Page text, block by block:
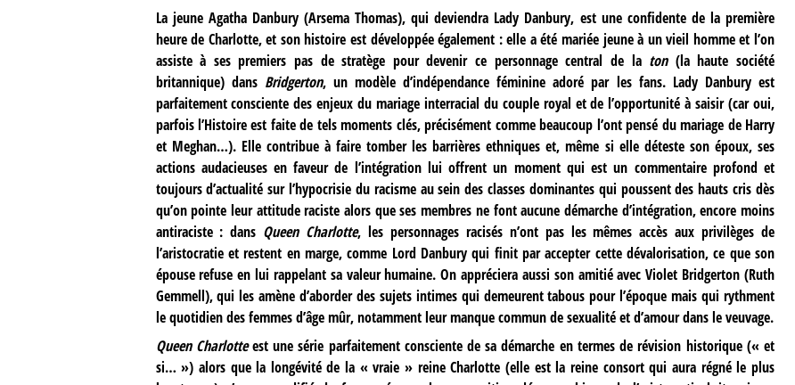
La jeune Agatha Danbury (Arsema Thomas), qui deviendra Lady Danbury, est une confidente de la première
heure de Charlotte, et son histoire est développée également : elle a été mariée jeune à un vieil homme et l’on
assiste à ses premiers pas de stratège pour devenir ce personnage central de la ton(la haute société
britannique) dans Bridgerton, un modèle d’indépendance féminine adoré par les fans. Lady Danbury est
parfaitement consciente des enjeux du mariage interracial du couple royal et de l’opportunité à saisir (car oui,
parfois l’Histoire est faite de tels moments clés, précisément comme beaucoup l’ont pensé du mariage de Harry
et Meghan…). Elle contribue à faire tomber les barrières ethniques et, même si elle déteste son époux, ses
actions audacieuses en faveur de l’intégration lui offrent un moment qui est un commentaire profond et
toujours d’actualité sur l’hypocrisie du racisme au sein des classes dominantes qui poussent des hauts cris dès
qu’on pointe leur attitude raciste alors que ses membres ne font aucune démarche d’intégration, encore moins
antiraciste : dans Queen Charlotte, les personnages racisés n’ont pas les mêmes accès aux privilèges de
l’aristocratie et restent en marge, comme Lord Danbury qui finit par accepter cette dévalorisation, ce que son
épouse refuse en lui rappelant sa valeur humaine. On appréciera aussi son amitié avec Violet Bridgerton (Ruth
Gemmell), qui les amène d’aborder des sujets intimes qui demeurent tabous pour l’époque mais qui rythment
le quotidien des femmes d’âge mûr, notamment leur manque commun de sexualité et d’amour dans le veuvage.
Queen Charlotteest une série parfaitement consciente de sa démarche en termes de révision historique (« et
si… ») alors que la longévité de la « vraie » reine Charlotte (elle est la reine consort qui aura régné le plus